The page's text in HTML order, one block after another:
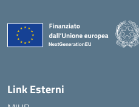
Link Esterni